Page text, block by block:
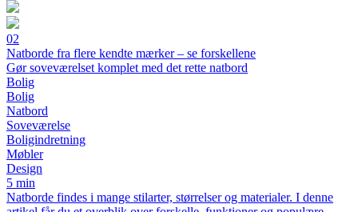
02
Natborde fra flere kendte mærker – se forskellene
Gør soveværelset komplet med det rette natbord
Bolig
Bolig
Natbord
Soveværelse
Boligindretning
Møbler
Design
5 min
Natborde findes i mange stilarter, størrelser og materialer. I denne